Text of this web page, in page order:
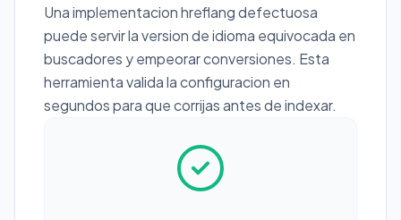
Una implementacion hreflang defectuosa
puede servir la version de idioma equivocada en
buscadores y empeorar conversiones. Esta
herramienta valida la configuracion en
segundos para que corrijas antes de indexar.